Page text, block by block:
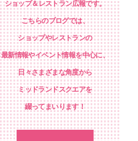
ショップ＆レストラン広報です。
こちらのブログでは、
ショップやレストランの
最新情報やイベント情報を中心に、
日々さまざまな角度から
ミッドランドスクエアを
綴ってまいります！